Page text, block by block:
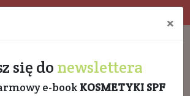
×
się do newslettera
e-book KOSMETYKI SPF